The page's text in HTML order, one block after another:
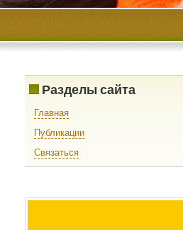
Разделы сайта
Главная
Публикации
Связаться